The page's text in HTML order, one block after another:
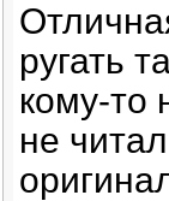
ругать
кому-то
не